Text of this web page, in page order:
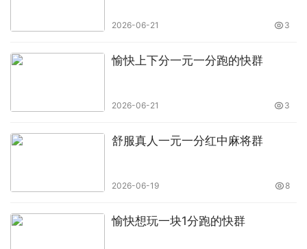
2026-06-21 3
愉快上下分一元一分跑的快群
2026-06-21 3
舒服真人一元一分红中麻将群
2026-06-19 8
愉快想玩一块1分跑的快群